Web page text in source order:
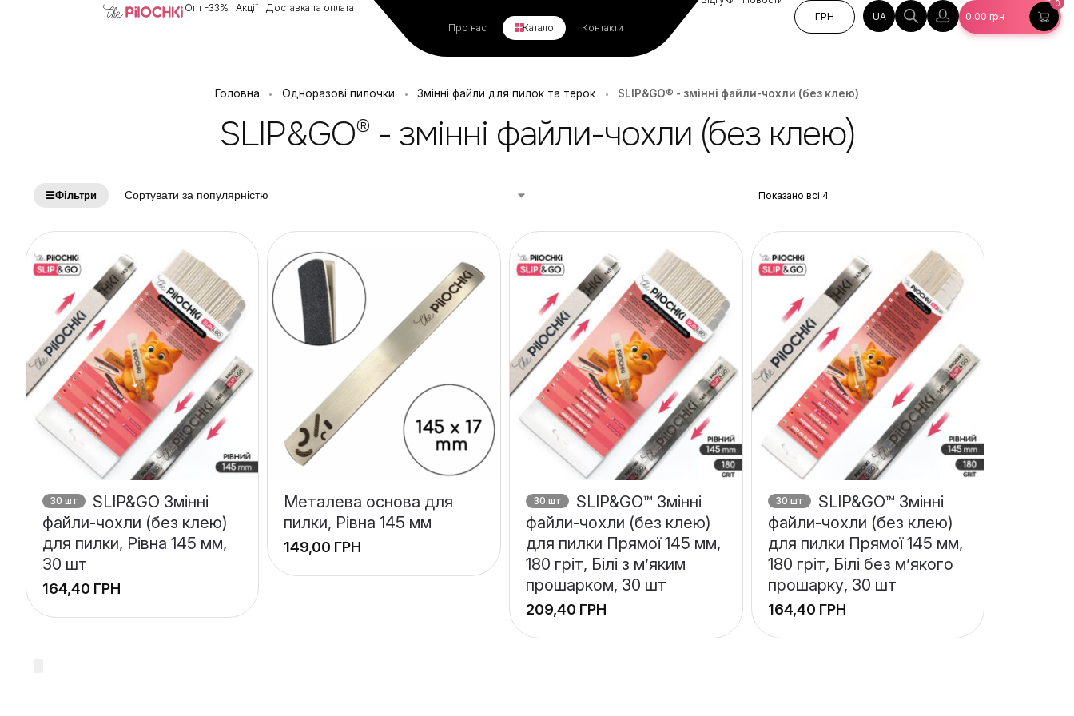
Опт -33% Акції
Доставка та оплата
Про нас
Каталог Контакти
ГРН
UA 0,00 грн
0
Головна • Одноразові пилочки • Змінні файли для пилок та терок • SLIP&GO® - змінні файли-чохли (без клею)
SLIP&GO® - змінні файли-чохли (без клею)
☰Фільтри Показано всі 4
30 шт
SLIP&GO Змінні
файли-чохли (без клею)
для пилки, Рівна 145 мм,
30 шт
ГРН
Металева основа для
пилки, Рівна 145 мм
ГРН
30 шт
SLIP&GO™ Змінні
файли-чохли (без клею)
для пилки Прямої 145 мм,
180 гріт, Білі з м’яким
прошарком, 30 шт
ГРН
30 шт
SLIP&GO™ Змінні
файли-чохли (без клею)
для пилки Прямої 145 мм,
180 гріт, Білі без м’якого
прошарку, 30 шт
ГРН